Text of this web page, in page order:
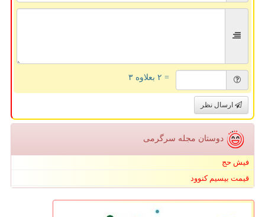
= ۲ بعلاوه ۳
ارسال نظر
دوستان مجله سرگرمی
فیش حج
قیمت بیسیم کنوود